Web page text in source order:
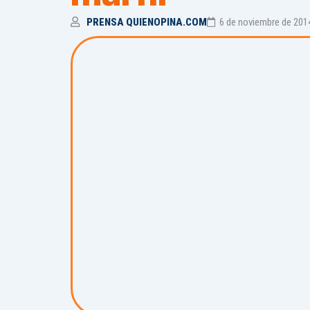
PRENSA QUIENOPINA.COM 6 de noviembre de